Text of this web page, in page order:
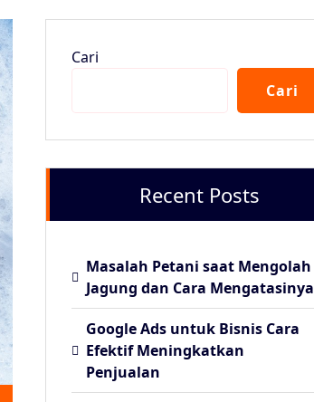
Cari
Cari
Recent Posts
Masalah Petani saat Mengolah
Jagung dan Cara Mengatasinya
Google Ads untuk Bisnis Cara
Efektif Meningkatkan
Penjualan